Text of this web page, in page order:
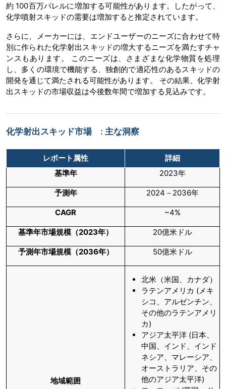
約 100百万バレルに増加する可能性があります。したがって、
化学噴射スキッドの需要は増加すると推定されています。
さらに、メーカーには、エンドユーザーのニーズに合わせて特
別に作られた化学射出スキッドの増大するニーズを満たすチャ
ンスもあります。 このニーズは、さまざまな化学物質を処理
し、多くの環境で機能する、独創的で適応性のあるスキッドの
開発を通じて満たされる可能性があります。 その結果、化学射
出スキッドの市場収益は今後数年間で増加する見込みです。
化学射出スキッド市場 : 主な洞察
レポート属性
詳細
基準年
2023年
予測年 2024－2036年
CAGR ~4%
基準年市場規模（2023年） 20億米ドル
予測年市場規模（2036年） 50億米ドル
地域範囲
北米（米国、カナダ）
ラテンアメリカ (メキ
シコ、アルゼンチン、
その他のラテンアメリ
カ)
アジア太平洋 (日本、
中国、インド、インド
ネシア、マレーシア、
オーストラリア、その
他のアジア太平洋)